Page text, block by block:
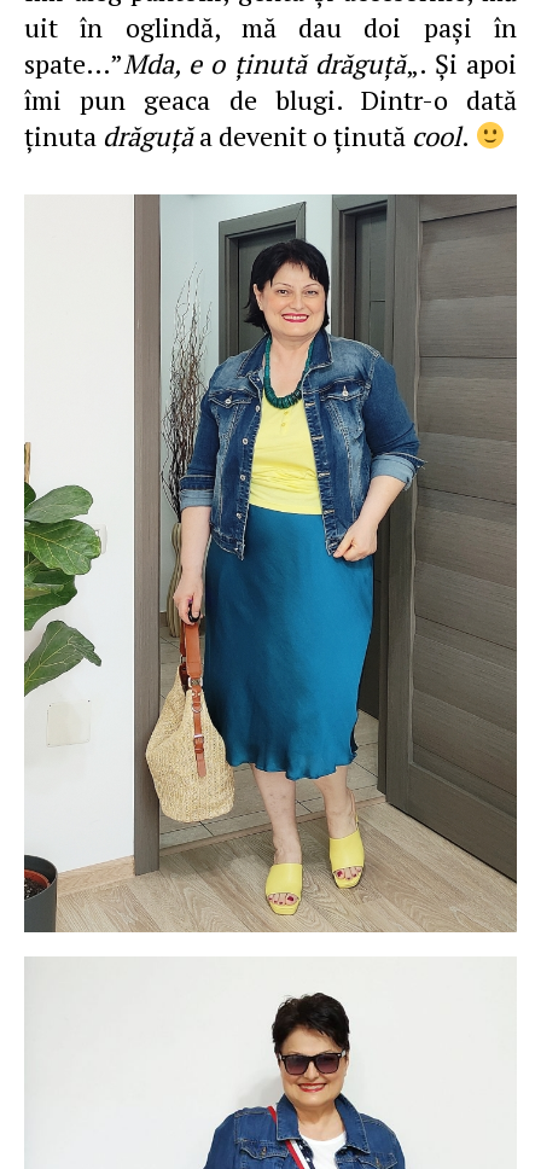
uit în oglindă, mă dau doi paşi în
spate…”Mda, e o ţinută drăguţă„. Şi apoi
îmi pun geaca de blugi. Dintr-o dată
ţinuta drăguţăa devenit o ţinută cool.